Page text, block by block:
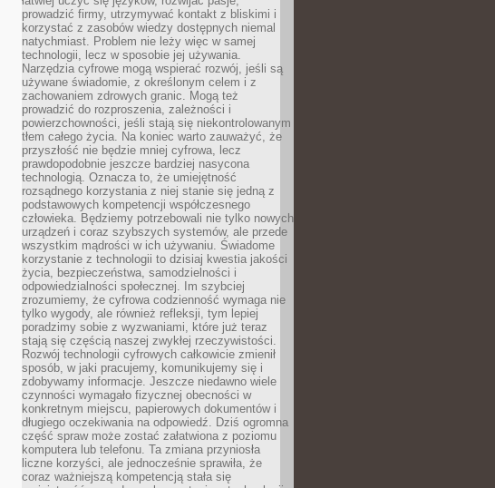
prowadzić firmy, utrzymywać kontakt z bliskimi i
korzystać z zasobów wiedzy dostępnych niemal
natychmiast. Problem nie leży więc w samej
technologii, lecz w sposobie jej używania.
Narzędzia cyfrowe mogą wspierać rozwój, jeśli są
używane świadomie, z określonym celem i z
zachowaniem zdrowych granic. Mogą też
prowadzić do rozproszenia, zależności i
powierzchowności, jeśli stają się niekontrolowanym
tłem całego życia. Na koniec warto zauważyć, że
przyszłość nie będzie mniej cyfrowa, lecz
prawdopodobnie jeszcze bardziej nasycona
technologią. Oznacza to, że umiejętność
rozsądnego korzystania z niej stanie się jedną z
podstawowych kompetencji współczesnego
człowieka. Będziemy potrzebowali nie tylko nowych
urządzeń i coraz szybszych systemów, ale przede
wszystkim mądrości w ich używaniu. Świadome
korzystanie z technologii to dzisiaj kwestia jakości
życia, bezpieczeństwa, samodzielności i
odpowiedzialności społecznej. Im szybciej
zrozumiemy, że cyfrowa codzienność wymaga nie
tylko wygody, ale również refleksji, tym lepiej
poradzimy sobie z wyzwaniami, które już teraz
stają się częścią naszej zwykłej rzeczywistości.
Rozwój technologii cyfrowych całkowicie zmienił
sposób, w jaki pracujemy, komunikujemy się i
zdobywamy informacje. Jeszcze niedawno wiele
czynności wymagało fizycznej obecności w
konkretnym miejscu, papierowych dokumentów i
długiego oczekiwania na odpowiedź. Dziś ogromna
część spraw może zostać załatwiona z poziomu
komputera lub telefonu. Ta zmiana przyniosła
liczne korzyści, ale jednocześnie sprawiła, że
coraz ważniejszą kompetencją stała się